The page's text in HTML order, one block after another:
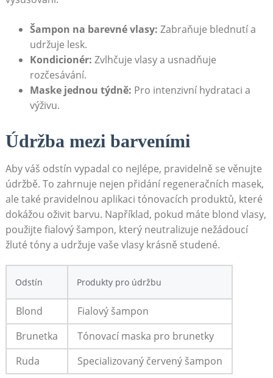
Šampon na barevné vlasy: Zabraňuje blednutí a
udržuje lesk.
Kondicionér: Zvlhčuje‍ vlasy a usnadňuje
rozčesávání.
Maske jednou týdně: Pro intenzivní hydrataci a
výživu.
Údržba mezi barveními
Aby váš ⁢odstín vypadal co ⁢nejlépe,⁤ pravidelně se věnujte‍
údržbě. To zahrnuje nejen přidání ⁤regeneračních masek,
⁣ale⁤ také pravidelnou aplikaci tónovacích​ produktů, které
⁣dokážou oživit barvu. Například, pokud⁣ máte blond vlasy,
použijte fialový ⁤šampon, ‌který neutralizuje ‌nežádoucí
žluté ⁢tóny a ⁢udržuje ⁣vaše vlasy ‌krásně studené.
Odstín Produkty pro ⁤údržbu
Blond
Fialový šampon
Brunetka
Tónovací maska pro brunetky
Ruda
Specializovaný ‌červený ⁣šampon